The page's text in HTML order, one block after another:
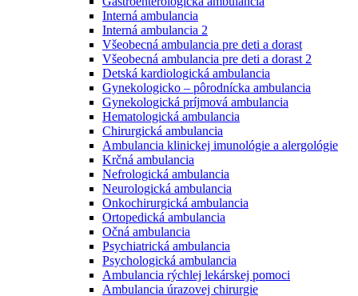
Interná ambulancia
Interná ambulancia 2
Všeobecná ambulancia pre deti a dorast
Všeobecná ambulancia pre deti a dorast 2
Detská kardiologická ambulancia
Gynekologicko – pôrodnícka ambulancia
Gynekologická príjmová ambulancia
Hematologická ambulancia
Chirurgická ambulancia
Ambulancia klinickej imunológie a alergológie
Krčná ambulancia
Nefrologická ambulancia
Neurologická ambulancia
Onkochirurgická ambulancia
Ortopedická ambulancia
Očná ambulancia
Psychiatrická ambulancia
Psychologická ambulancia
Ambulancia rýchlej lekárskej pomoci
Ambulancia úrazovej chirurgie